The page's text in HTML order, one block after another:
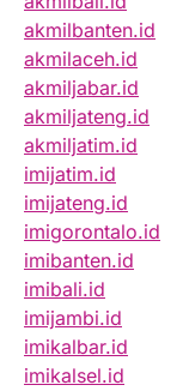
akmilbanten.id
akmilaceh.id
akmiljabar.id
akmiljateng.id
akmiljatim.id
imijatim.id
imijateng.id
imigorontalo.id
imibanten.id
imibali.id
imijambi.id
imikalbar.id
imikalsel.id